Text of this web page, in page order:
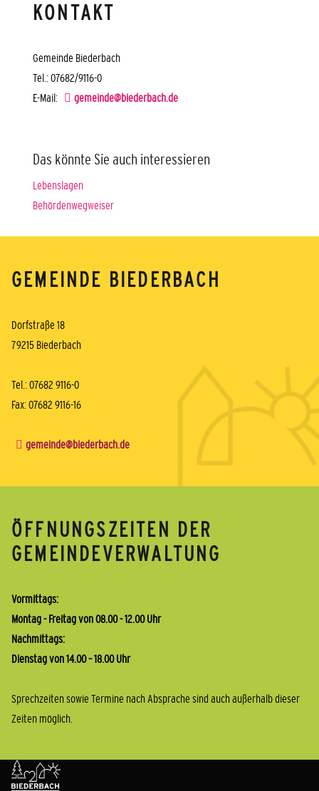
KONTAKT
Gemeinde Biederbach
Tel.: 07682/9116-0
E-Mail:
gemeinde@biederbach.de
Das könnte Sie auch interessieren
Lebenslagen
Behördenwegweiser
GEMEINDE BIEDERBACH
Dorfstraße 18
79215 Biederbach
Tel.: 07682 9116-0
Fax: 07682 9116-16
gemeinde@biederbach.de
ÖFFNUNGSZEITEN DER
GEMEINDEVERWALTUNG
Vormittags:
Montag - Freitag von 08.00 - 12.00 Uhr
Nachmittags:
Dienstag von 14.00 – 18.00 Uhr
Sprechzeiten sowie Termine nach Absprache sind auch außerhalb dieser
Zeiten möglich.